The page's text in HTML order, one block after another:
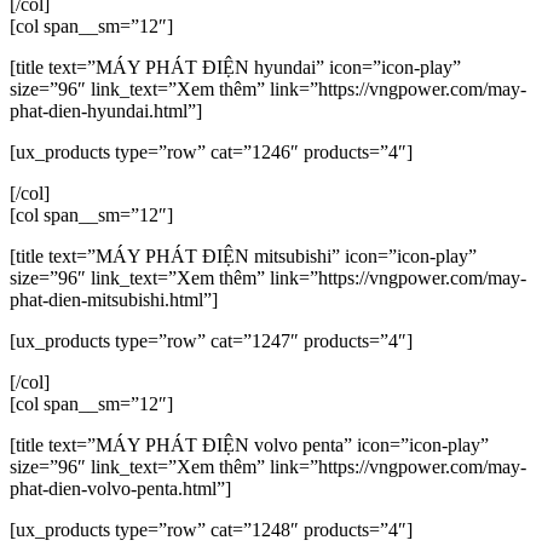
[/col]
[col span__sm=”12″]
[title text=”MÁY PHÁT ĐIỆN hyundai” icon=”icon-play”
size=”96″ link_text=”Xem thêm” link=”https://vngpower.com/may-
phat-dien-hyundai.html”]
[ux_products type=”row” cat=”1246″ products=”4″]
[/col]
[col span__sm=”12″]
[title text=”MÁY PHÁT ĐIỆN mitsubishi” icon=”icon-play”
size=”96″ link_text=”Xem thêm” link=”https://vngpower.com/may-
phat-dien-mitsubishi.html”]
[ux_products type=”row” cat=”1247″ products=”4″]
[/col]
[col span__sm=”12″]
[title text=”MÁY PHÁT ĐIỆN volvo penta” icon=”icon-play”
size=”96″ link_text=”Xem thêm” link=”https://vngpower.com/may-
phat-dien-volvo-penta.html”]
[ux_products type=”row” cat=”1248″ products=”4″]